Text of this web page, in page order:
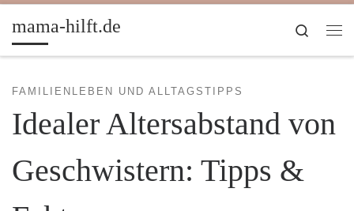
Zum Inhalt springen
mama-hilft.de
Search
FAMILIENLEBEN UND ALLTAGSTIPPS
Idealer Altersabstand von
Geschwistern: Tipps &